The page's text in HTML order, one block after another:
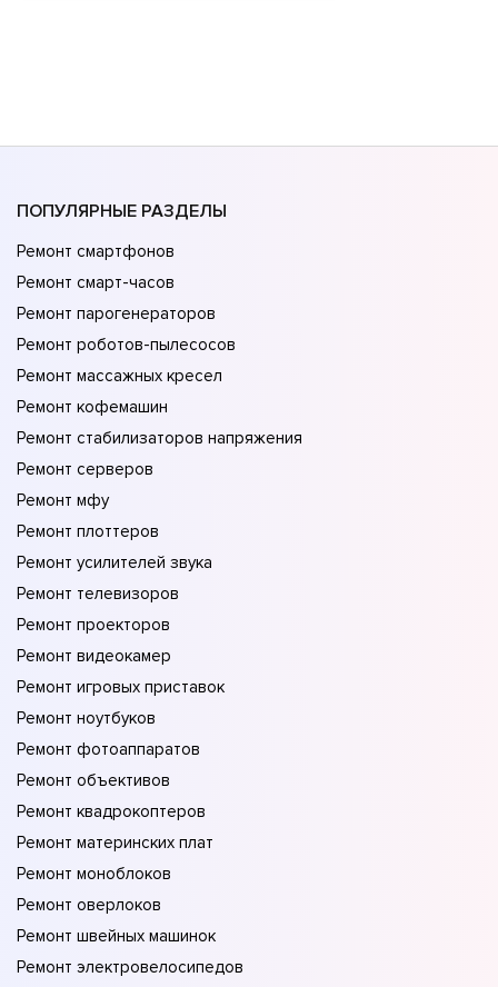
ПОПУЛЯРНЫЕ РАЗДЕЛЫ
Ремонт смартфонов
Ремонт смарт-часов
Ремонт парогенераторов
Ремонт роботов-пылесосов
Ремонт массажных кресел
Ремонт кофемашин
Ремонт стабилизаторов напряжения
Ремонт серверов
Ремонт мфу
Ремонт плоттеров
Ремонт усилителей звука
Ремонт телевизоров
Ремонт проекторов
Ремонт видеокамер
Ремонт игровых приставок
Ремонт ноутбуков
Ремонт фотоаппаратов
Ремонт объективов
Ремонт квадрокоптеров
Ремонт материнских плат
Ремонт моноблоков
Ремонт оверлоков
Ремонт швейных машинок
Ремонт электровелосипедов